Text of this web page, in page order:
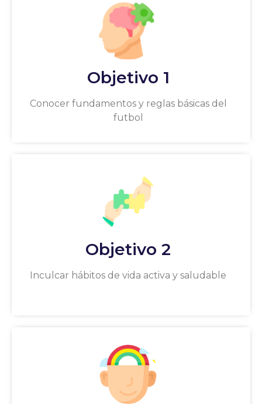
Objetivo 1
Conocer fundamentos y reglas básicas del
futbol
Objetivo 2
Inculcar hábitos de vida activa y saludable